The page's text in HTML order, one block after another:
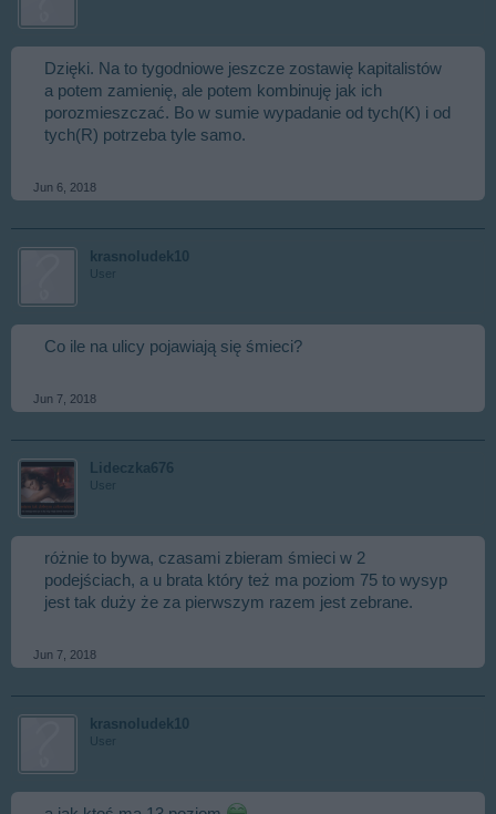
Dzięki. Na to tygodniowe jeszcze zostawię kapitalistów
a potem zamienię, ale potem kombinuję jak ich
porozmieszczać. Bo w sumie wypadanie od tych(K) i od
tych(R) potrzeba tyle samo.
Jun 6, 2018
krasnoludek10
User
Co ile na ulicy pojawiają się śmieci?
Jun 7, 2018
Lideczka676
User
różnie to bywa, czasami zbieram śmieci w 2
podejściach, a u brata który też ma poziom 75 to wysyp
jest tak duży że za pierwszym razem jest zebrane.
Jun 7, 2018
krasnoludek10
User